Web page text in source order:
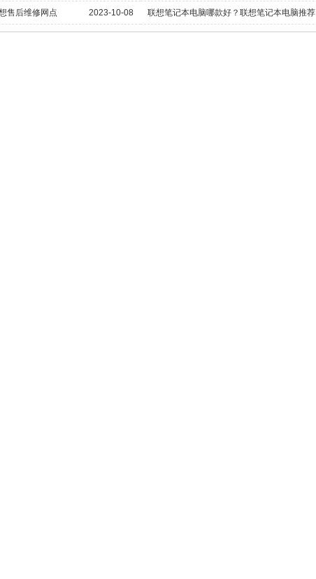
2023-10-08
售后维修网点 联想笔记本电脑哪款好？联想笔记本电脑推荐